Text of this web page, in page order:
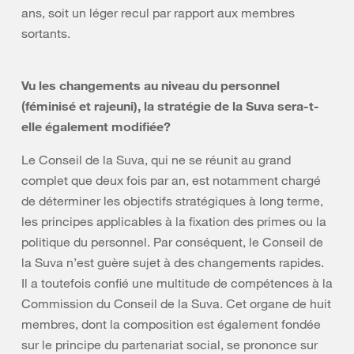
ans, soit un léger recul par rapport aux membres
sortants.
Vu les changements au niveau du personnel
(féminisé et rajeuni), la stratégie de la Suva sera-t-
elle également modifiée?
Le Conseil de la Suva, qui ne se réunit au grand
complet que deux fois par an, est notamment chargé
de déterminer les objectifs stratégiques à long terme,
les principes applicables à la fixation des primes ou la
politique du personnel. Par conséquent, le Conseil de
la Suva n’est guère sujet à des changements rapides.
Il a toutefois confié une multitude de compétences à la
Commission du Conseil de la Suva. Cet organe de huit
membres, dont la composition est également fondée
sur le principe du partenariat social, se prononce sur